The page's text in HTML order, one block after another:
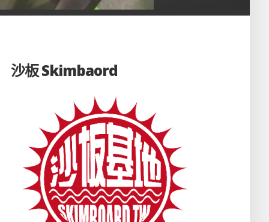
沙板 Skimbaord